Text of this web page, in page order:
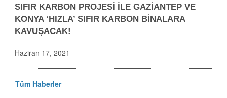
SIFIR KARBON PROJESİ İLE GAZİANTEP VE
KONYA ‘HIZLA’ SIFIR KARBON BİNALARA
KAVUŞACAK!
Haziran 17, 2021
Tüm Haberler